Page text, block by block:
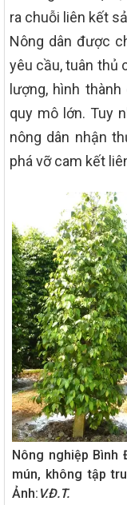
ra chuỗi liên kết
Nông dân được
yêu cầu, tuân thủ
lượng, hình
quy mô lớn. Tuy
nông dân nhận
phá vỡ cam kết
Nông nghiệp Bình
mún, không tập
Ảnh: V.Đ.T.